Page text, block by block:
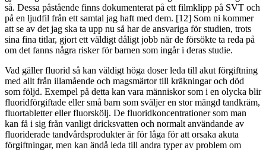
så. Dessa påstående finns dokumenterat på ett filmklipp på SVT och
på en ljudfil från ett samtal jag haft med dem. [12] Som ni kommer
att se av det jag ska ta upp nu så har de ansvariga för studien, trots
sina fina titlar, gjort ett väldigt dåligt jobb när de försökte ta reda på
om det fanns några risker för barnen som ingår i deras studie.
Vad gäller fluorid så kan väldigt höga doser leda till akut förgiftning
med allt från illamående och magsmärtor till kräkningar och död
som följd. Exempel på detta kan vara människor som i en olycka blir
fluoridförgiftade eller små barn som sväljer en stor mängd tandkräm,
fluortabletter eller fluorskölj. De fluoridkoncentrationer som man
kan få i sig från vanligt dricksvatten och normalt användande av
fluoriderade tandvårdsprodukter är för låga för att orsaka akuta
förgiftningar, men kan ändå leda till andra typer av problem om